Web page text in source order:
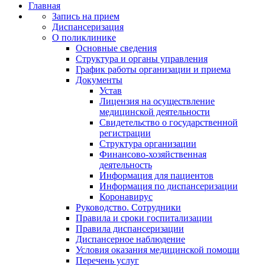
Главная
Запись на прием
Диспансеризация
О поликлинике
Основные сведения
Структура и органы управления
График работы организации и приема
Документы
Устав
Лицензия на осуществление
медицинской деятельности
Свидетельство о государственной
регистрации
Структура организации
Финансово-хозяйственная
деятельность
Информация для пациентов
Информация по диспансеризации
Коронавирус
Руководство. Сотрудники
Правила и сроки госпитализации
Правила диспансеризации
Диспансерное наблюдение
Условия оказания медицинской помощи
Перечень услуг